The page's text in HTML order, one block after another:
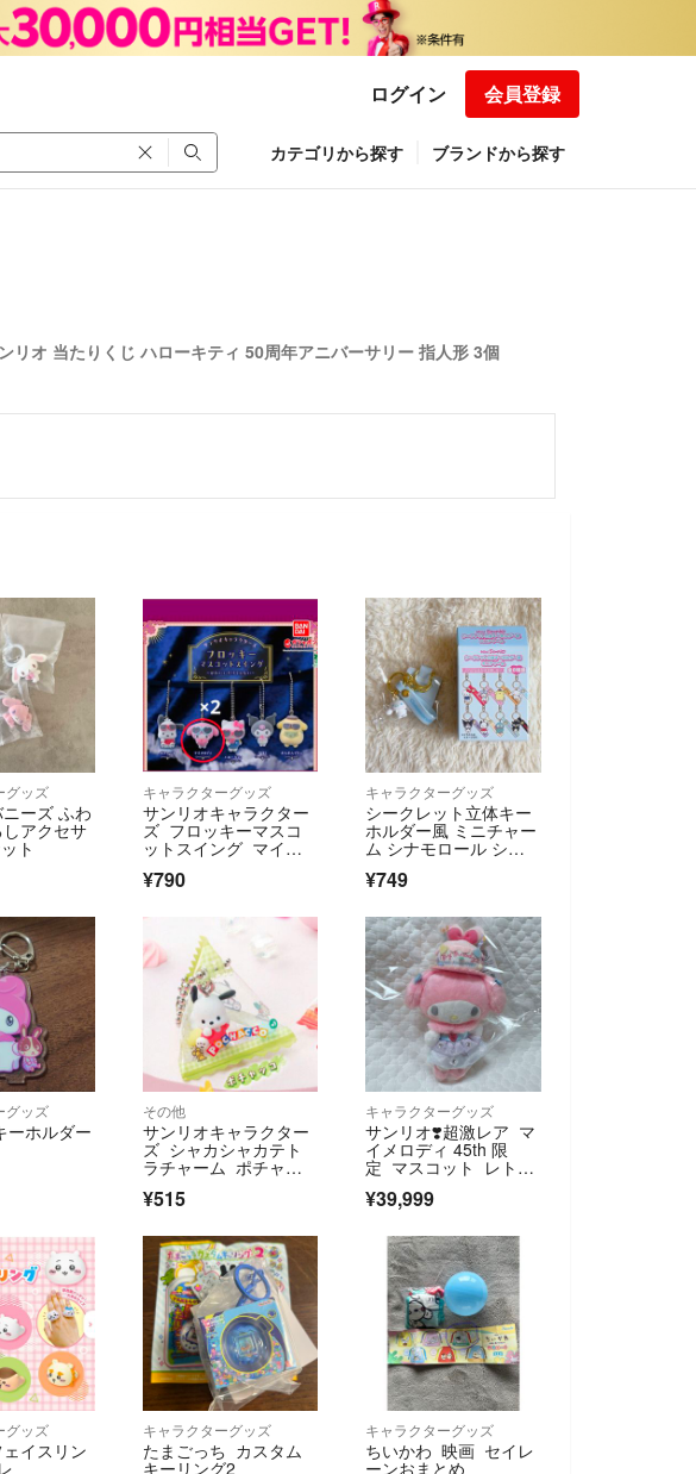
ログイン 会員登録
カテゴリから探す ブランドから探す
リオ 当たりくじ ハローキティ 50周年アニバーサリー 指人形 3個
グッズ
ーズ ふわ
アクセサ
ト
キャラクターグッズ
サンリオキャラクター
ズ フロッキーマスコ
ットスイング マイメ
ロ
¥790
キャラクターグッズ
シークレット立体キー
ホルダー風 ミニチャー
ム シナモロール シナ
モン
¥749
グッズ
ーホルダー
その他
サンリオキャラクター
ズ シャカシャカテト
ラチャーム ポチャッ
¥515
キャラクターグッズ
サンリオ❣️超激レア マ
イメロディ 45th 限
定 マスコット レト
¥39,999
グッズ
イスリン
キャラクターグッズ
たまごっち カスタム
キーリング2
キャラクターグッズ
ちいかわ 映画 セイレ
ーンおまとめ